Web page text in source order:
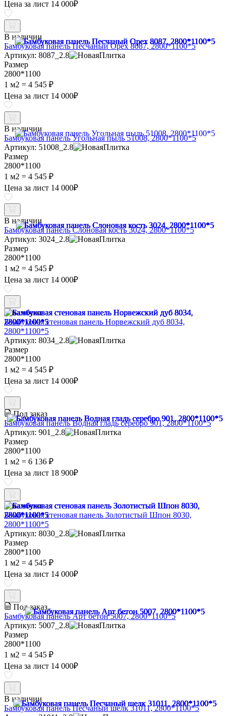
Цена за лист 14 000₽
В наличии
Бамбуковая панель Песчаный Орех 8087, 2800*1100*5
Артикул: 8087_2.8
Размер
2800*1100
1 м2 = 4 545 ₽
Цена за лист 14 000₽
В наличии
Бамбуковая панель Угольная пыль 51008, 2800*1100*5
Артикул: 51008_2.8
Размер
2800*1100
1 м2 = 4 545 ₽
Цена за лист 14 000₽
В наличии
Бамбуковая панель Слоновая кость 3024, 2800*1100*5
Артикул: 3024_2.8
Размер
2800*1100
1 м2 = 4 545 ₽
Цена за лист 14 000₽
В наличии
Бамбуковая стеновая панель Норвежский дуб 8034,
2800*1100*5
Артикул: 8034_2.8
Размер
2800*1100
1 м2 = 4 545 ₽
Цена за лист 14 000₽
Под заказ
Бамбуковая панель Водная гладь серебро 901, 2800*1100*5
Артикул: 901_2.8
Размер
2800*1100
1 м2 = 6 136 ₽
Цена за лист 18 900₽
В наличии
Бамбуковая стеновая панель Золотистый Шпон 8030,
2800*1100*5
Артикул: 8030_2.8
Размер
2800*1100
1 м2 = 4 545 ₽
Цена за лист 14 000₽
Под заказ
Бамбуковая панель Арт бетон 5007, 2800*1100*5
Артикул: 5007_2.8
Размер
2800*1100
1 м2 = 4 545 ₽
Цена за лист 14 000₽
В наличии
Бамбуковая панель Песчаный шелк 31011, 2800*1100*5